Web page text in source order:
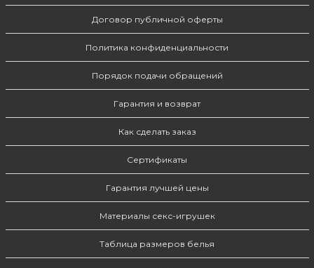
Договор публичной оферты
Политика конфиденциальности
Порядок подачи обращений
Гарантия и возврат
Как сделать заказ
Сертификаты
Гарантия лучшей цены
Материалы секс-игрушек
Таблица размеров белья